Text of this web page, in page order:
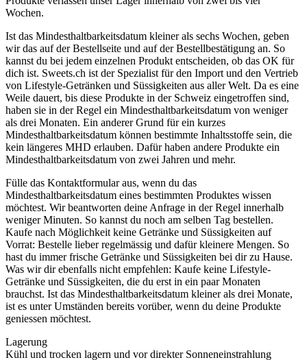
Wochen.
Ist das Mindesthaltbarkeitsdatum kleiner als sechs Wochen, geben
wir das auf der Bestellseite und auf der Bestellbestätigung an. So
kannst du bei jedem einzelnen Produkt entscheiden, ob das OK für
dich ist. Sweets.ch ist der Spezialist für den Import und den Vertrieb
von Lifestyle-Getränken und Süssigkeiten aus aller Welt. Da es eine
Weile dauert, bis diese Produkte in der Schweiz eingetroffen sind,
haben sie in der Regel ein Mindesthaltbarkeitsdatum von weniger
als drei Monaten. Ein anderer Grund für ein kurzes
Mindesthaltbarkeitsdatum können bestimmte Inhaltsstoffe sein, die
kein längeres MHD erlauben. Dafür haben andere Produkte ein
Mindesthaltbarkeitsdatum von zwei Jahren und mehr.
Fülle das Kontaktformular aus, wenn du das
Mindesthaltbarkeitsdatum eines bestimmten Produktes wissen
möchtest. Wir beantworten deine Anfrage in der Regel innerhalb
weniger Minuten. So kannst du noch am selben Tag bestellen.
Kaufe nach Möglichkeit keine Getränke und Süssigkeiten auf
Vorrat: Bestelle lieber regelmässig und dafür kleinere Mengen. So
hast du immer frische Getränke und Süssigkeiten bei dir zu Hause.
Was wir dir ebenfalls nicht empfehlen: Kaufe keine Lifestyle-
Getränke und Süssigkeiten, die du erst in ein paar Monaten
brauchst. Ist das Mindesthaltbarkeitsdatum kleiner als drei Monate,
ist es unter Umständen bereits vorüber, wenn du deine Produkte
geniessen möchtest.
Lagerung
Kühl und trocken lagern und vor direkter Sonneneinstrahlung